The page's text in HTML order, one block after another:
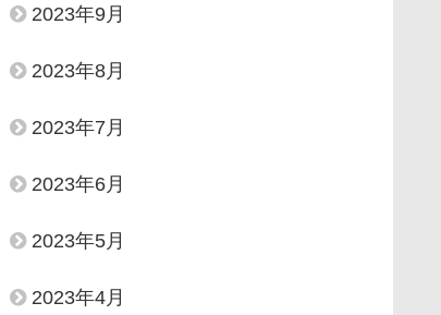
2023年9月
2023年8月
2023年7月
2023年6月
2023年5月
2023年4月